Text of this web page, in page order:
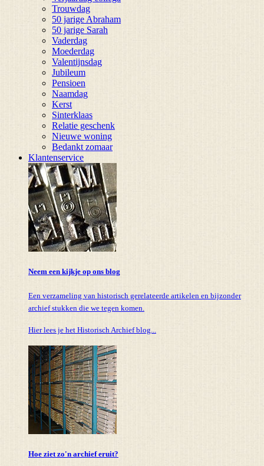
Trouwdag
50 jarige Abraham
50 jarige Sarah
Vaderdag
Moederdag
Valentijnsdag
Jubileum
Pensioen
Naamdag
Kerst
Sinterklaas
Relatie geschenk
Nieuwe woning
Bedankt zomaar
Klantenservice
Neem een kijkje op ons blog
Een verzameling van historisch gerelateerde artikelen en bijzonder
archief stukken die we tegen komen.
Hier lees je het Historisch Archief blog...
Hoe ziet zo'n archief eruit?